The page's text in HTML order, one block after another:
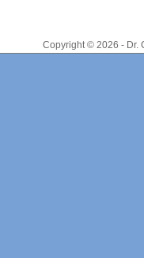
Copyright © 2026 - Dr.